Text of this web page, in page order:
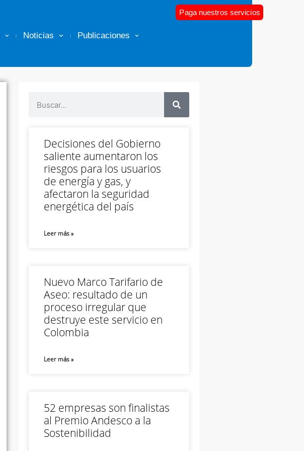
Noticias Publicaciones
Paga nuestros servicios
Decisiones del Gobierno
saliente aumentaron los
riesgos para los usuarios
de energía y gas, y
afectaron la seguridad
energética del país
Leer más »
Nuevo Marco Tarifario de
Aseo: resultado de un
proceso irregular que
destruye este servicio en
Colombia
Leer más »
52 empresas son finalistas
al Premio Andesco a la
Sostenibilidad